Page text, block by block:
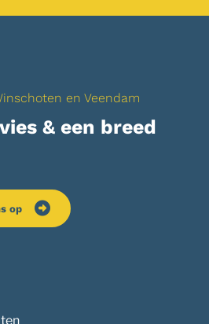
en Veendam
& een breed
op